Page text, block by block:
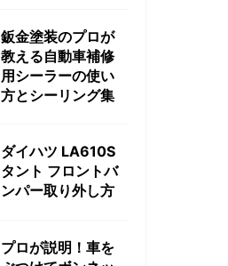
鈑金塗装のプロが
教える自動車補修
用シーラーの使い
方とシーリング集
ダイハツ LA610S
タント フロントバ
ンパー取り外し方
プロが説明！車を